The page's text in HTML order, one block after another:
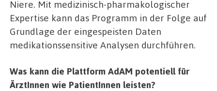
Niere. Mit medizinisch-pharmakologischer
Expertise kann das Programm in der Folge auf
Grundlage der eingespeisten Daten
medikationssensitive Analysen durchführen.
Was kann die Plattform AdAM potentiell für
ÄrztInnen wie PatientInnen leisten?